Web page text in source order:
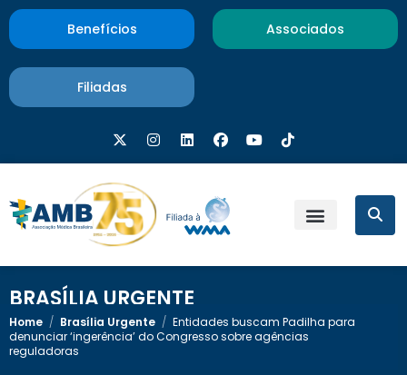
Benefícios Associados
Filiadas
BRASÍLIA URGENTE
Home / Brasília Urgente / Entidades buscam Padilha para
denunciar ‘ingerência’ do Congresso sobre agências
reguladoras